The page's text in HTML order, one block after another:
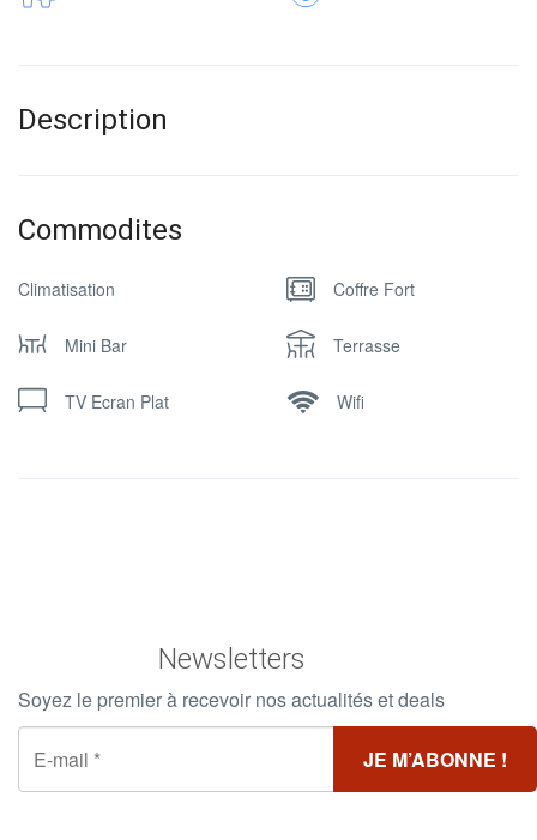
Description
Commodites
Climatisation Coffre Fort
Mini Bar Terrasse
TV Ecran Plat Wifi
Newsletters
Soyez le premier à recevoir nos actualités et deals